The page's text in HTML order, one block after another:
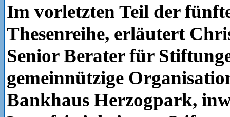
Im vorletzten Teil der
Thesenreihe, erläutert
Senior Berater für
gemeinnützige
Bankhaus Herzogpark,